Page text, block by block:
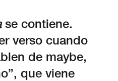
se contiene.
verso cuando
de maybe,
que viene